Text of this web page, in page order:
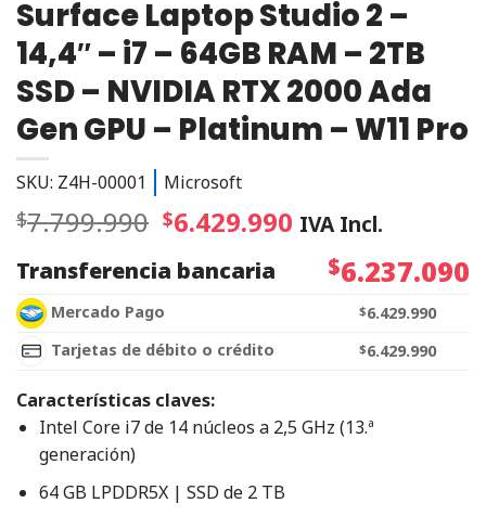
Surface Laptop Studio 2 –
14,4″ – i7 – 64GB RAM – 2TB
SSD – NVIDIA RTX 2000 Ada
Gen GPU – Platinum – W11 Pro
SKU: Z4H-00001 Microsoft
$7.799.990 $6.429.990 IVA Incl.
Transferencia bancaria
$6.237.090
Mercado Pago $6.429.990
Tarjetas de débito o crédito
$6.429.990
Características claves:
Intel Core i7 de 14 núcleos a 2,5 GHz (13.ª
generación)
64 GB LPDDR5X | SSD de 2 TB